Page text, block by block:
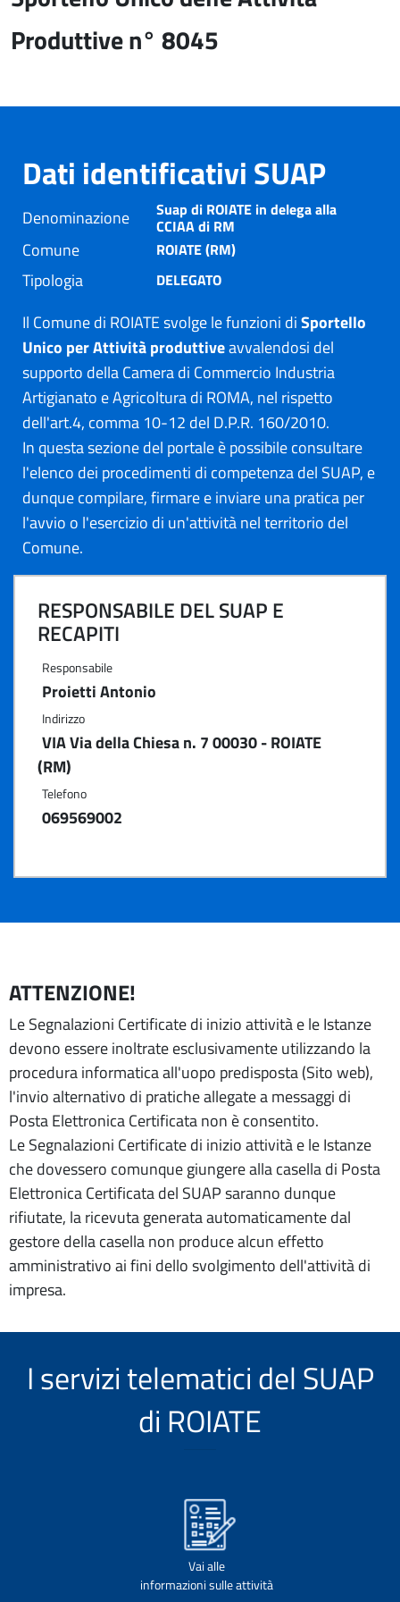
Produttive n° 8045
Dati identificativi SUAP
Denominazione Suap di ROIATE in delega alla
CCIAA di RM
Comune ROIATE (RM)
Tipologia DELEGATO
Il Comune di ROIATE svolge le funzioni diSportello
Unico per Attività produttiveavvalendosi del
supporto della Camera di Commercio Industria
Artigianato e Agricoltura di ROMA, nel rispetto
dell'art.4, comma 10-12 del D.P.R. 160/2010.
In questa sezione del portale è possibile consultare
l'elenco dei procedimenti di competenza del SUAP, e
dunque compilare, firmare e inviare una pratica per
l'avvio o l'esercizio di un'attività nel territorio del
Comune.
RESPONSABILE DEL SUAP E
RECAPITI
Responsabile
Proietti Antonio
Indirizzo
VIA Via della Chiesa n. 7 00030 - ROIATE
(RM)
Telefono
069569002
ATTENZIONE!
Le Segnalazioni Certificate di inizio attività e le Istanze
devono essere inoltrate esclusivamente utilizzando la
procedura informatica all'uopo predisposta (Sito web),
l'invio alternativo di pratiche allegate a messaggi di
Posta Elettronica Certificata non è consentito.
Le Segnalazioni Certificate di inizio attività e le Istanze
che dovessero comunque giungere alla casella di Posta
Elettronica Certificata del SUAP saranno dunque
rifiutate, la ricevuta generata automaticamente dal
gestore della casella non produce alcun effetto
amministrativo ai fini dello svolgimento dell'attività di
impresa.
I servizi telematici del SUAP
di ROIATE
Vai alle
informazioni sulle attività